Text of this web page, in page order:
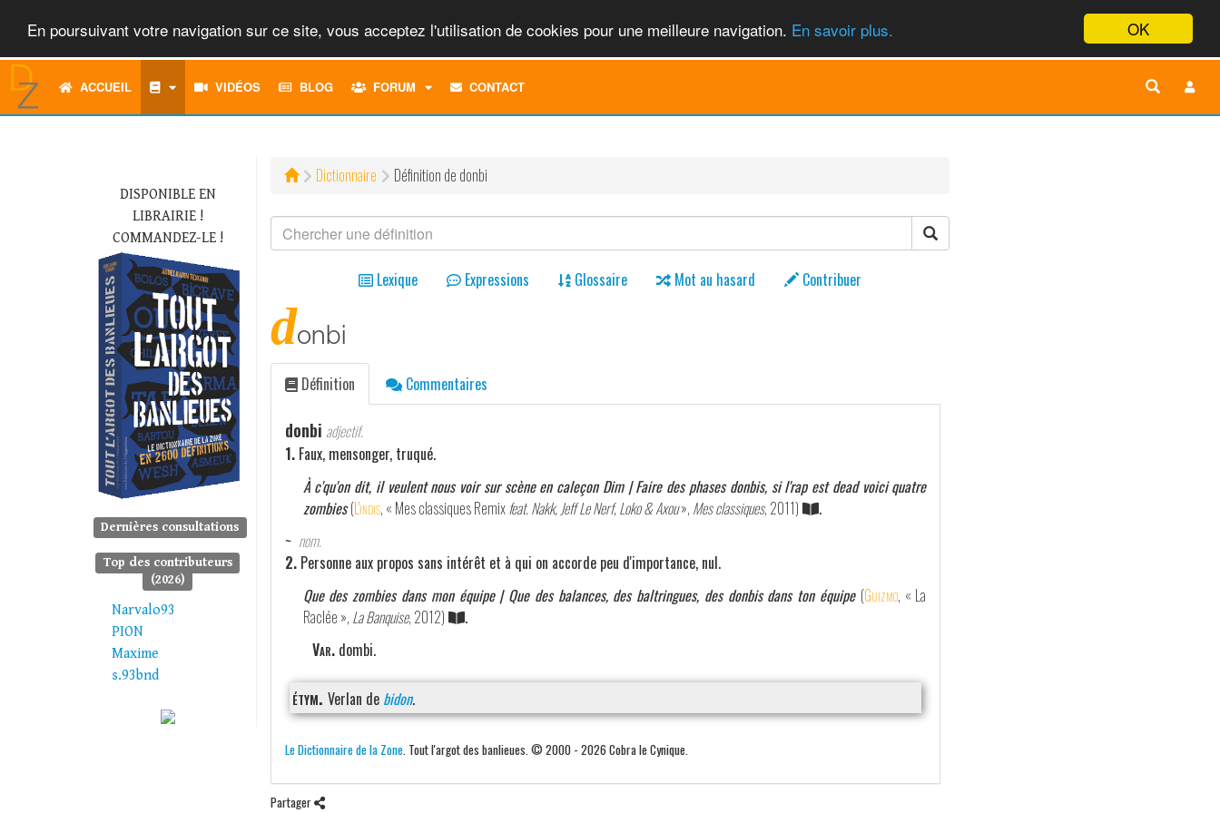
OK
En poursuivant votre navigation sur ce site, vous acceptez l'utilisation de cookies pour une meilleure navigation. En savoir plus.
ACCUEIL VIDÉOS BLOG FORUM
TOGGLECONTACT
DISPONIBLE EN
LIBRAIRIE !
COMMANDEZ-LE !
Dernières consultations
Top des contributeurs
(2026)
Narvalo93
PION
Maxime
s.93bnd
Dictionnaire Définition de donbi
Lexique Expressions Glossaire Mot au hasard Contribuer
donbi
Définition Commentaires
donbi adjectif.
1. Faux, mensonger, truqué.
À c'qu'on dit, il veulent nous voir sur scène en caleçon Dim | Faire des phases donbis, si l'rap est dead voici quatre
zombies (L'indis, « Mes classiques Remixfeat. Nakk, Jeff Le Nerf, Loko & Axou», Mes classiques, 2011)
.
~ nom.
2. Personne aux propos sans intérêt et à qui on accorde peu d'importance, nul.
Que des zombies dans mon équipe | Que des balances, des baltringues, des donbis dans ton équipe (Guizmo, « La
Raclée », La Banquise, 2012)
.
Var. dombi.
étym. Verlan de bidon.
Le Dictionnaire de la Zone. Tout l'argot des banlieues. © 2000 - 2026 Cobra le Cynique.
Partager